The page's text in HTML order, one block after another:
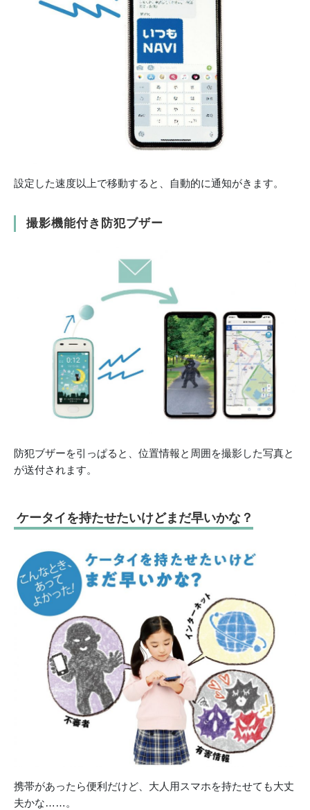
設定した速度以上で移動すると、自動的に通知がきます。
撮影機能付き防犯ブザー
防犯ブザーを引っぱると、位置情報と周囲を撮影した写真と
が送付されます。
ケータイを持たせたいけどまだ早いかな？
携帯があったら便利だけど、大人用スマホを持たせても大丈
夫かな……。